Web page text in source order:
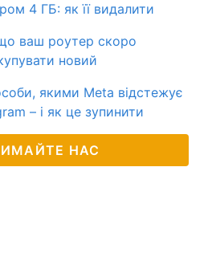
4 ГБ: як її видалити
ваш роутер скоро
новий
якими Meta відстежує
– і як це зупинити
НАС